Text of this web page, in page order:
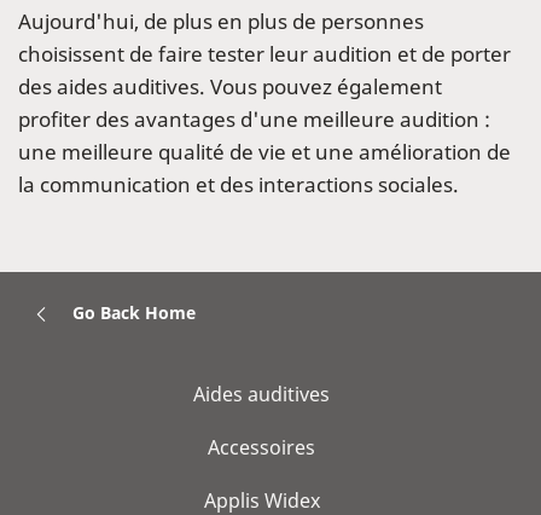
Aujourd'hui, de plus en plus de personnes
choisissent de faire tester leur audition et de porter
des aides auditives. Vous pouvez également
profiter des avantages d'une meilleure audition :
une meilleure qualité de vie et une amélioration de
la communication et des interactions sociales.
Go Back Home
Aides auditives
Accessoires
Applis Widex